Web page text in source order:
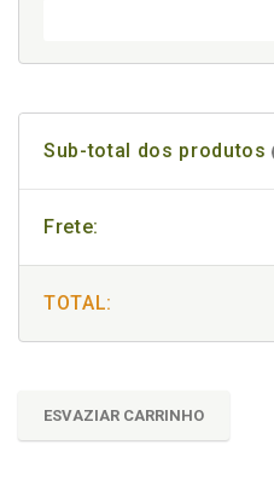
Sub-total dos produtos
Frete:
TOTAL:
ESVAZIAR CARRINHO